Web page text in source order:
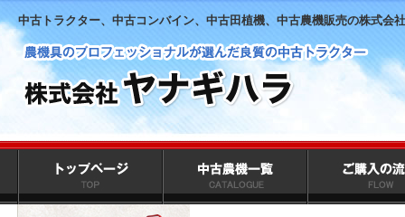
中古トラクター、中古コンバイン、中古田植機、中古農機販売の株式会